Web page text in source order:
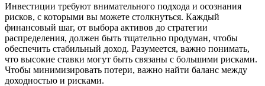
Инвестиции требуют внимательного подхода и осознания
рисков, с которыми вы можете столкнуться. Каждый
финансовый шаг, от выбора активов до стратегии
распределения, должен быть тщательно продуман, чтобы
обеспечить стабильный доход. Разумеется, важно понимать,
что высокие ставки могут быть связаны с большими рисками.
Чтобы минимизировать потери, важно найти баланс между
доходностью и рисками.